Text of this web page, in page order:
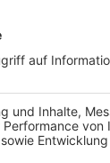
bei der
Aber es gibt
ein Plus
27
an